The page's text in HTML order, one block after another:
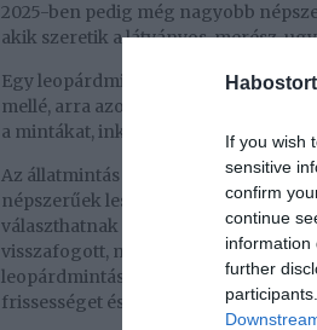
If you wish
sensitive
confirm
continue
information
further
2025-ben pedig még nagyobb
akik szeretik a látványos, merész,
Egy leopárdmintás, tigris- vagy
mellé, arra azonban mindenképpen
a mintákat, inkább kombináljuk őket
Az állatmintás szoknyák, nadrágok,
népszerűek lesznek idén, a
választhatnak egy ilyen különleges
visszafogott, minimalista
leopárdmintás cipőt vagy táskát és
frissességet és egyediséget